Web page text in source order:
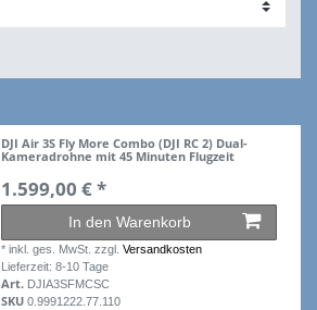
DJI Air 3S Fly More Combo (DJI RC 2) Dual-
Kameradrohne mit 45 Minuten Flugzeit
1.599,00 € *
In den Warenkorb
*inkl. ges. MwSt. zzgl.Versandkosten
Lieferzeit: 8-10 Tage
Art. DJIA3SFMCSC
SKU0.9991222.77.110